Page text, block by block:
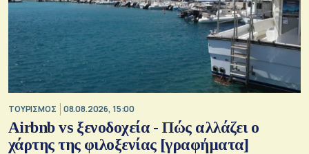
ΤΟΥΡΙΣΜΟΣ 08.08.2026, 15:00
Airbnb vs ξενοδοχεία - Πώς αλλάζει ο
χάρτης της φιλοξενίας [γραφήματα]